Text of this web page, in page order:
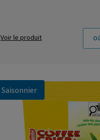
Voir le produit
Saisonnier